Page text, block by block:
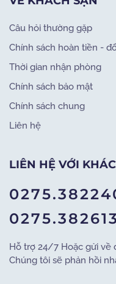
Câu hỏi thường gặp
Chính sách hoàn tiền -
Thời gian nhận phòng
Chính sách bảo mật
Chính sách chung
Liên hệ
LIÊN HỆ VỚI
Hỗ trợ 24/7 Hoặc gửi về
Chúng tôi sẽ phản hồi